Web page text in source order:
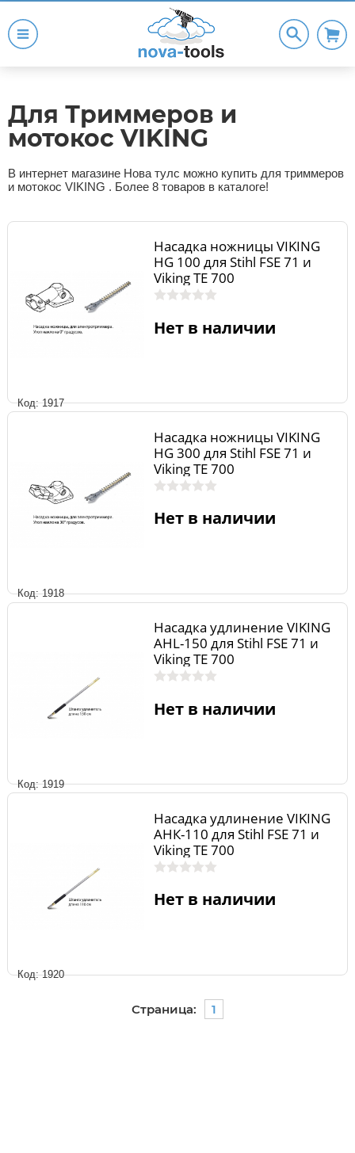
Для Триммеров и
мотокос VIKING
В интернет магазине Нова тулс можно купить для триммеров
и мотокос VIKING . Более 8 товаров в каталоге!
Код: 1917
Насадка ножницы VIKING
HG 100 для Stihl FSE 71 и
Viking ТЕ 700
Нет в наличии
Код: 1918
Насадка ножницы VIKING
HG 300 для Stihl FSE 71 и
Viking ТЕ 700
Нет в наличии
Код: 1919
Насадка удлинение VIKING
AHL-150 для Stihl FSE 71 и
Viking ТЕ 700
Нет в наличии
Код: 1920
Насадка удлинение VIKING
AHК-110 для Stihl FSE 71 и
Viking ТЕ 700
Нет в наличии
Страница: 1